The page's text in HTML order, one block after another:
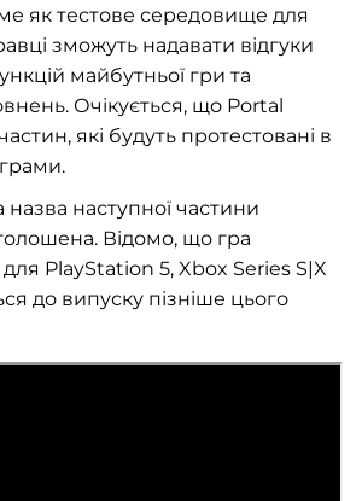
як тестове середовище для
зможуть надавати відгуки
майбутньої гри та
Очікується, що Portal
які будуть протестовані в
назва наступної частини
Відомо, що гра
PlayStation 5, Xbox Series S|X
до випуску пізніше цього